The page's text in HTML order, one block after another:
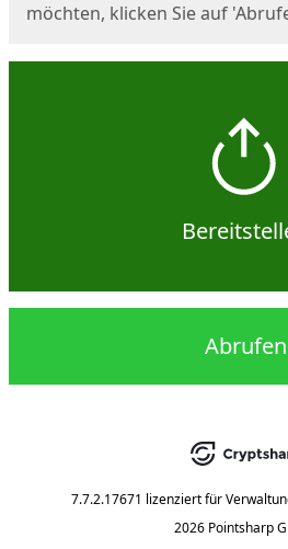
möchten, klicken Sie auf
Abrufen
7.7.2.17671 lizenziert für
2026 Pointsharp